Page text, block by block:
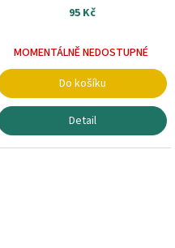
95 Kč
MOMENTÁLNĚ NEDOSTUPNÉ
Do košíku
Detail